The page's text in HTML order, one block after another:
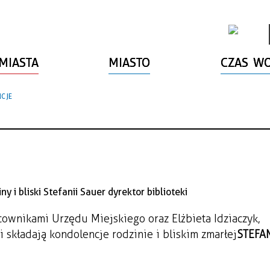
MIASTO CZAS
Urzędu Miejskiego oraz Elżbieta Idziaczyk,
kondolencje rodzinie i bliskim zmarłej